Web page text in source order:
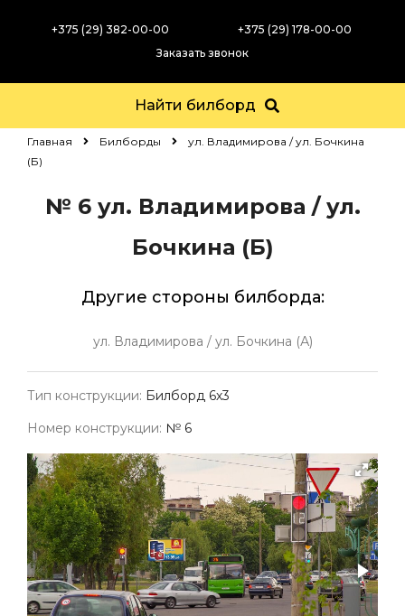
+375 (29) 382-00-00
+375 (29) 178-00-00
Заказать звонок
Найти билборд
Главная Билборды
ул. Владимирова / ул. Бочкина
(Б)
№ 6ул. Владимирова / ул.
Бочкина (Б)
Другие стороны билборда:
ул. Владимирова / ул. Бочкина (А)
Тип конструкции: Билборд 6х3
Номер конструкции: № 6